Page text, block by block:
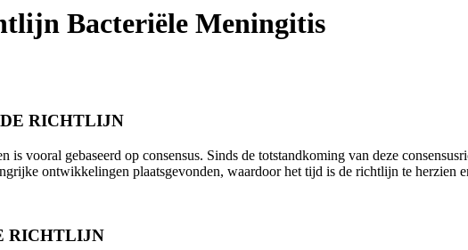
Bacteriële Meningitis
RICHTLIJN
vooral gebaseerd op consensus. Sinds de totstandkoming van deze
ontwikkelingen plaatsgevonden, waardoor het tijd is de richtlijn te herzien
RICHTLIJN